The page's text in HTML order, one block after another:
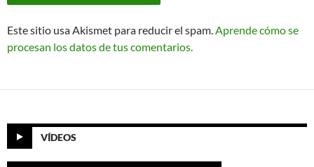
Este sitio usa Akismet para reducir el spam.Aprende cómo se
procesan los datos de tus comentarios.
VÍDEOS